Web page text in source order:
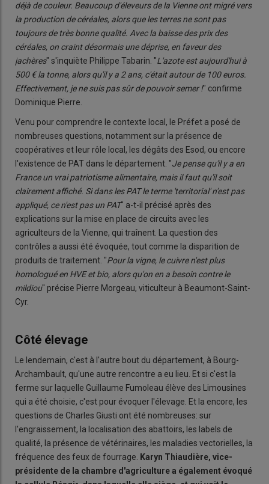
déjà de couleur. Beaucoup d'éleveurs de la Vienne ont migré vers
la production de céréales, alors que les terres ne sont pas
toujours de très bonne qualité. Avec la baisse des prix des
céréales, on craint désormais une déprise, en faveur des
jachères" s'inquiète Philippe Tabarin. "L'azote est aujourd'hui à
500 € la tonne, alors qu'il y a 2 ans, c'était autour de 100 euros.
Effectivement, je ne suis pas sûr de pouvoir semer !" confirme
Dominique Pierre.
Venu pour comprendre le contexte local, le Préfet a posé de
nombreuses questions, notamment sur la présence de
coopératives et leur rôle local, les dégâts des Esod, ou encore
l'existence de PAT dans le département. "Je pense qu'il y a en
France un vrai patriotisme alimentaire, mais il faut qu'il soit
clairement affiché. Si dans les PAT le terme 'territorial' n'est pas
appliqué, ce n'est pas un PAT" a-t-il précisé après des
explications sur la mise en place de circuits avec les
agriculteurs de la Vienne, qui traînent. La question des
contrôles a aussi été évoquée, tout comme la disparition de
produits de traitement. "Pour la vigne, le cuivre n'est plus
homologué en HVE et bio, alors qu'on en a besoin contre le
mildiou" précise Pierre Morgeau, viticulteur à Beaumont-Saint-
Cyr.
Côté élevage
Le lendemain, c'est à l'autre bout du département, à Bourg-
Archambault, qu'une autre rencontre a eu lieu. Et si c'est la
ferme sur laquelle Guillaume Fumoleau élève des Limousines
qui a été choisie, c'est pour évoquer l'élevage. Et la encore, les
questions de Charles Giusti ont été nombreuses: sur
l'engraissement, la localisation des abattoirs, les labels de
qualité, la présence de vétérinaires, les maladies vectorielles, la
fréquence des feux de fourrage.
Karyn Thiaudière, vice-
présidente de la chambre d'agriculture a également évoqué